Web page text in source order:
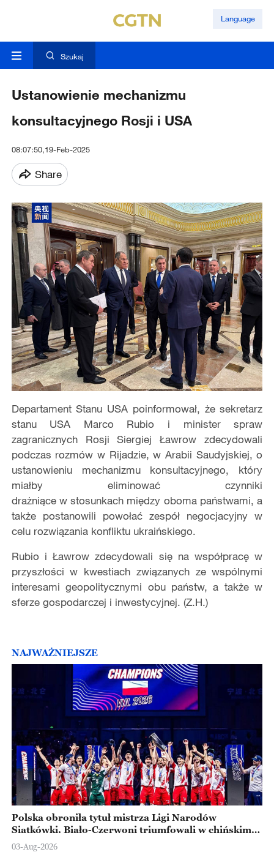
Language
Szukaj
Ustanowienie mechanizmu
konsultacyjnego Rosji i USA
08:07:50,19-Feb-2025
Share
Departament Stanu USA poinformował, że sekretarz
stanu USA Marco Rubio i minister spraw
zagranicznych Rosji Siergiej Ławrow zdecydowali
podczas rozmów w Rijadzie, w Arabii Saudyjskiej, o
ustanowieniu mechanizmu konsultacyjnego, który
miałby eliminować czynniki
drażniące w stosunkach między oboma państwami, a
także postanowili powołać zespół negocjacyjny w
celu rozwiązania konfliktu ukraińskiego.
Rubio i Ławrow zdecydowali się na współpracę w
przyszłości w kwestiach związanych ze wspólnymi
interesami geopolitycznymi obu państw, a także w
sferze gospodarczej i inwestycyjnej. (Z.H.)
NAJWAŻNIEJSZE
Polska obroniła tytuł mistrza Ligi Narodów
Siatkówki. Biało-Czerwoni triumfowali w chińskim
Ningbo
03-Aug-2026